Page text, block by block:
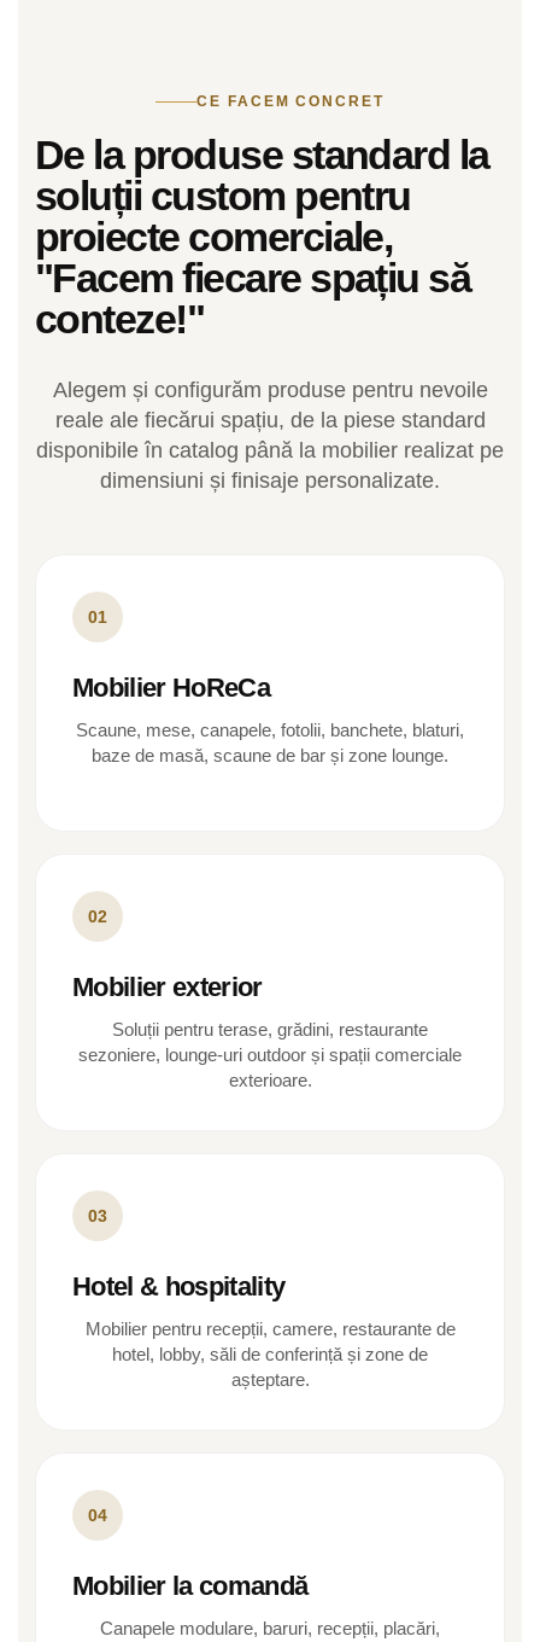
CE FACEM CONCRET
De la produse standard la
soluții custom pentru
proiecte comerciale,
"Facem fiecare spațiu să
conteze!"
Alegem și configurăm produse pentru nevoile
reale ale fiecărui spațiu, de la piese standard
disponibile în catalog până la mobilier realizat pe
dimensiuni și finisaje personalizate.
01
Mobilier HoReCa
Scaune, mese, canapele, fotolii, banchete, blaturi,
baze de masă, scaune de bar și zone lounge.
02
Mobilier exterior
Soluții pentru terase, grădini, restaurante
sezoniere, lounge-uri outdoor și spații comerciale
exterioare.
03
Hotel & hospitality
Mobilier pentru recepții, camere, restaurante de
hotel, lobby, săli de conferință și zone de
așteptare.
04
Mobilier la comandă
Canapele modulare, baruri, recepții, placări,